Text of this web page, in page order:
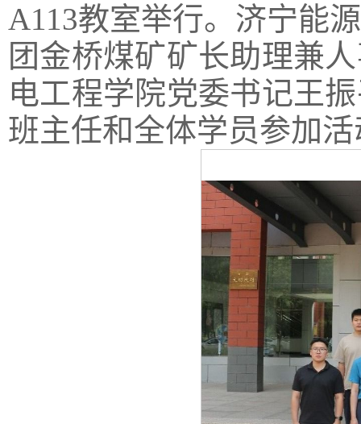
A113教室举行。济宁能
团金桥煤矿矿长助理兼
电工程学院党委书记王
班主任和全体学员参加